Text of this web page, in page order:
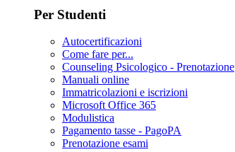
Per Studenti
Autocertificazioni
Come fare per...
Counseling Psicologico - Prenotazione
Manuali online
Immatricolazioni e iscrizioni
Microsoft Office 365
Modulistica
Pagamento tasse - PagoPA
Prenotazione esami